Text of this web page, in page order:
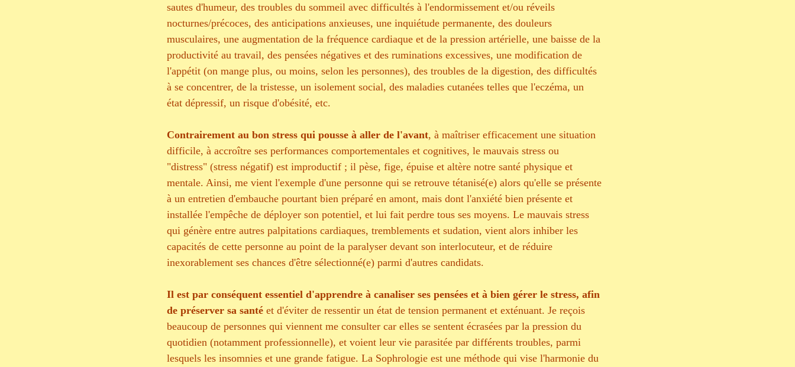
sautes d'humeur, des troubles du sommeil avec difficultés à l'endormissement et/ou réveils
nocturnes/précoces, des anticipations anxieuses, une inquiétude permanente, des douleurs
musculaires, une augmentation de la fréquence cardiaque et de la pression artérielle, une baisse de la
productivité au travail, des pensées négatives et des ruminations excessives, une modification de
l'appétit (on mange plus, ou moins, selon les personnes), des troubles de la digestion, des difficultés
à se concentrer, de la tristesse, un isolement social, des maladies cutanées telles que l'eczéma, un
état dépressif, un risque d'obésité, etc.
Contrairement au bon stress qui pousse à aller de l'avant, à maîtriser efficacement une situation
difficile, à accroître ses performances comportementales et cognitives, le mauvais stress ou
"distress" (stress négatif) est improductif ; il pèse, fige, épuise et altère notre santé physique et
mentale. Ainsi, me vient l'exemple d'une personne qui se retrouve tétanisé(e) alors qu'elle se présente
à un entretien d'embauche pourtant bien préparé en amont, mais dont l'anxiété bien présente et
installée l'empêche de déployer son potentiel, et lui fait perdre tous ses moyens. Le mauvais stress
qui génère entre autres palpitations cardiaques, tremblements et sudation, vient alors inhiber les
capacités de cette personne au point de la paralyser devant son interlocuteur, et de réduire
inexorablement ses chances d'être sélectionné(e) parmi d'autres candidats.
Il est par conséquent essentiel d'apprendre à canaliser ses pensées et à bien gérer le stress, afin
de préserver sa santé et d'éviter de ressentir un état de tension permanent et exténuant. Je reçois
beaucoup de personnes qui viennent me consulter car elles se sentent écrasées par la pression du
quotidien (notamment professionnelle), et voient leur vie parasitée par différents troubles, parmi
lesquels les insomnies et une grande fatigue. La Sophrologie est une méthode qui vise l'harmonie du